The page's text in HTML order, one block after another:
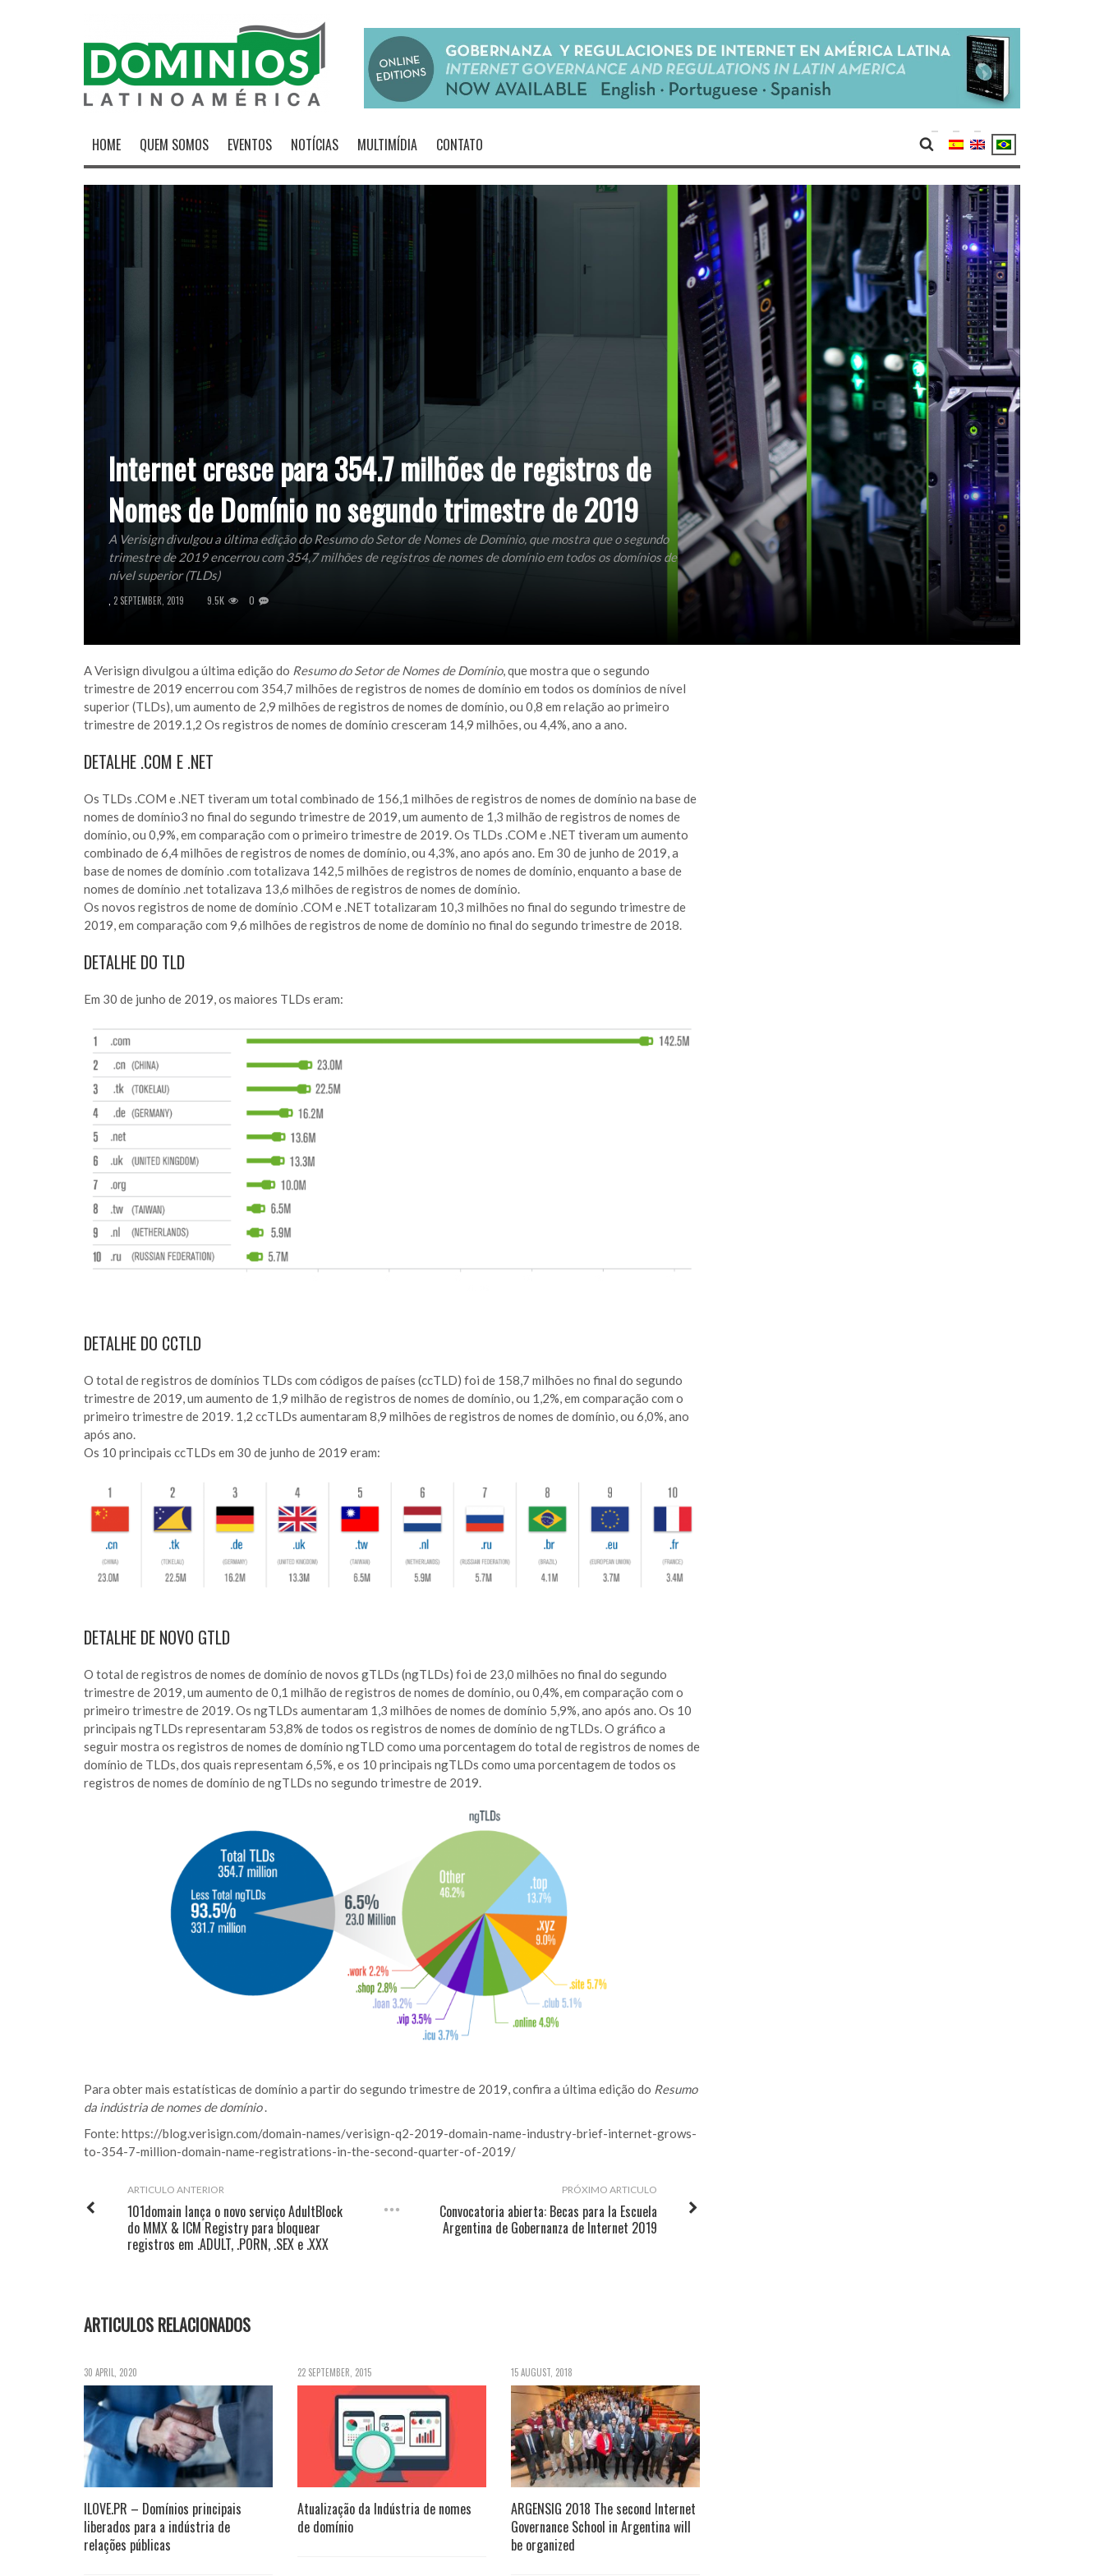
HOME QUEM SOMOS EVENTOS NOTÍCIAS MULTIMÍDIA CONTATO
Internet cresce para 354.7 milhões de registros de
Nomes de Domínio no segundo trimestre de 2019
A Verisign divulgou a última edição do Resumo do Setor de Nomes de Domínio, que mostra que o segundo
trimestre de 2019 encerrou com 354,7 milhões de registros de nomes de domínio em todos os domínios de
nível superior (TLDs)
2 SEPTEMBER, 2019 9.5K 0
A Verisign divulgou a última edição do Resumo do Setor de Nomes de Domínio, que mostra que o segundo
trimestre de 2019 encerrou com 354,7 milhões de registros de nomes de domínio em todos os domínios de nível
superior (TLDs), um aumento de 2,9 milhões de registros de nomes de domínio, ou 0,8 em relação ao primeiro
trimestre de 2019.1,2 Os registros de nomes de domínio cresceram 14,9 milhões, ou 4,4%, ano a ano.
DETALHE .COM E .NET
Os TLDs .COM e .NET tiveram um total combinado de 156,1 milhões de registros de nomes de domínio na base de
nomes de domínio3 no final do segundo trimestre de 2019, um aumento de 1,3 milhão de registros de nomes de
domínio, ou 0,9%, em comparação com o primeiro trimestre de 2019. Os TLDs .COM e .NET tiveram um aumento
combinado de 6,4 milhões de registros de nomes de domínio, ou 4,3%, ano após ano. Em 30 de junho de 2019, a
base de nomes de domínio .com totalizava 142,5 milhões de registros de nomes de domínio, enquanto a base de
nomes de domínio .net totalizava 13,6 milhões de registros de nomes de domínio.
Os novos registros de nome de domínio .COM e .NET totalizaram 10,3 milhões no final do segundo trimestre de
2019, em comparação com 9,6 milhões de registros de nome de domínio no final do segundo trimestre de 2018.
DETALHE DO TLD
Em 30 de junho de 2019, os maiores TLDs eram:
DETALHE DO CCTLD
O total de registros de domínios TLDs com códigos de países (ccTLD) foi de 158,7 milhões no final do segundo
trimestre de 2019, um aumento de 1,9 milhão de registros de nomes de domínio, ou 1,2%, em comparação com o
primeiro trimestre de 2019. 1,2 ccTLDs aumentaram 8,9 milhões de registros de nomes de domínio, ou 6,0%, ano
após ano.
Os 10 principais ccTLDs em 30 de junho de 2019 eram:
DETALHE DE NOVO GTLD
O total de registros de nomes de domínio de novos gTLDs (ngTLDs) foi de 23,0 milhões no final do segundo
trimestre de 2019, um aumento de 0,1 milhão de registros de nomes de domínio, ou 0,4%, em comparação com o
primeiro trimestre de 2019. Os ngTLDs aumentaram 1,3 milhões de nomes de domínio 5,9%, ano após ano. Os 10
principais ngTLDs representaram 53,8% de todos os registros de nomes de domínio de ngTLDs. O gráfico a
seguir mostra os registros de nomes de domínio ngTLD como uma porcentagem do total de registros de nomes de
domínio de TLDs, dos quais representam 6,5%, e os 10 principais ngTLDs como uma porcentagem de todos os
registros de nomes de domínio de ngTLDs no segundo trimestre de 2019.
Para obter mais estatísticas de domínio a partir do segundo trimestre de 2019, confira a última edição do Resumo
da indústria de nomes de domínio.
Fonte: https://blog.verisign.com/domain-names/verisign-q2-2019-domain-name-industry-brief-internet-grows-
to-354-7-million-domain-name-registrations-in-the-second-quarter-of-2019/
PRÓXIMO ARTICULO
Convocatoria abierta: Becas para la Escuela
Argentina de Gobernanza de Internet 2019
ARTICULO ANTERIOR
101domain lança o novo serviço AdultBlock
do MMX & ICM Registry para bloquear
registros em .ADULT, .PORN, .SEX e .XXX
ARTICULOS RELACIONADOS
30 APRIL, 2020
ILOVE.PR – Domínios principais
liberados para a indústria de
relações públicas
22 SEPTEMBER, 2015
Atualização da Indústria de nomes
de domínio
15 AUGUST, 2018
ARGENSIG 2018 The second Internet
Governance School in Argentina will
be organized